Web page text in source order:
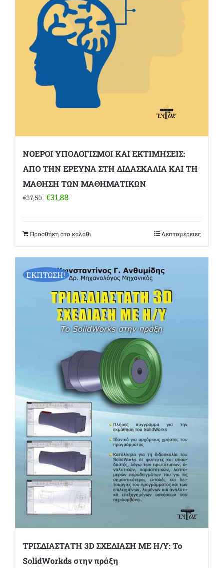
ΝΟΕΡΟΙ ΥΠΟΛΟΓΙΣΜΟΙ ΚΑΙ ΕΚΤΙΜΗΣΕΙΣ:
ΑΠΟ ΤΗΝ ΕΡΕΥΝΑ ΣΤΗ ΔΙΔΑΣΚΑΛΙΑ ΚΑΙ ΤΗ
ΜΑΘΗΣΗ ΤΩΝ ΜΑΘΗΜΑΤΙΚΩΝ
€37,50 Original
€37,50.
€31,88Η
είναι:
Προσθήκη στο καλάθι Λεπτομέρειες
ΕΚΠΤΩΣΗ!
ΤΡΙΣΔΙΑΣΤΑΤΗ 3D ΣΧΕΔΙΑΣΗ ΜΕ Η/Υ: Το
SolidWorkds στην πράξη